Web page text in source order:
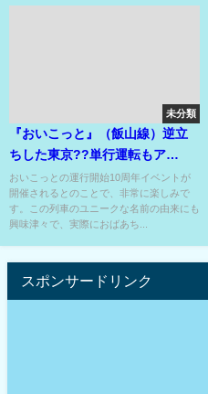
未分類
『おいこっと』（飯山線）逆立
ちした東京??単行運転もア
リ〼！
おいこっとの運行開始10周年イベントが
開催されるとのことで、非常に楽しみで
す。この列車のユニークな名前の由来にも
興味津々で、実際におばあち...
スポンサードリンク